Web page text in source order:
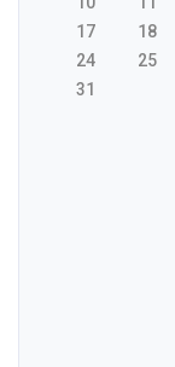
17
18
24
25
31